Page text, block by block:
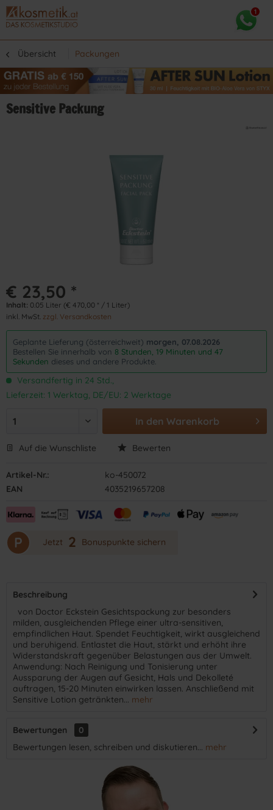
Übersicht Packungen
Sensitive Packung
€ 23,50 *
Inhalt: 0.05 Liter (€ 470,00 * / 1 Liter)
inkl. MwSt. zzgl. Versandkosten
Geplante Lieferung (österreichweit) morgen, 07.08.2026
Bestellen Sie innerhalb von 8 Stunden, 19 Minuten und 47
Sekunden dieses und andere Produkte.
Versandfertig in 24 Std.,
Lieferzeit: 1 Werktag, DE/EU: 2 Werktage
In den Warenkorb
Auf die Wunschliste Bewerten
Artikel-Nr.:
ko-450072
EAN
4035219657208
P Jetzt 2 Bonuspunkte sichern
Beschreibung
​ von Doctor Eckstein Gesichtspackung zur besonders
milden, ausgleichenden Pflege einer ultra-sensitiven,
empfindlichen Haut. Spendet Feuchtigkeit, wirkt ausgleichend
und beruhigend. Entlastet die Haut, stärkt und erhöht ihre
Widerstandskraft gegenüber Belastungen aus der Umwelt.
Anwendung: Nach Reinigung und Tonisierung unter
Aussparung der Augen auf Gesicht, Hals und Dekolleté
auftragen, 15-20 Minuten einwirken lassen. Anschließend mit
Sensitive Lotion getränkten... mehr
Bewertungen
0
Bewertungen lesen, schreiben und diskutieren... mehr